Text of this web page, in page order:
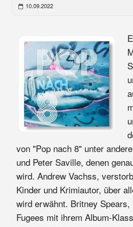
10.09.2022
von "Pop nach 8" unter
und Peter Saville, denen
wird. Andrew Vachss,
Kinder und Krimiautor, über
wird erwähnt. Britney
Fugees mit ihrem Album-